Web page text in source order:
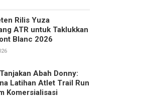
Rilis Yuza
ATR untuk Taklukkan
Blanc 2026
Abah Donny:
Latihan Atlet Trail Run
Komersialisasi